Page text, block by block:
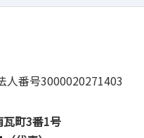
人番号3000020271403
町3番1号